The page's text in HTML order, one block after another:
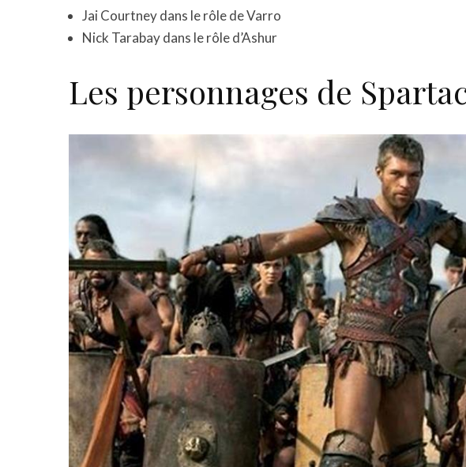
Jai Courtney dans le rôle de Varro
Nick Tarabay dans le rôle d’Ashur
Les personnages de